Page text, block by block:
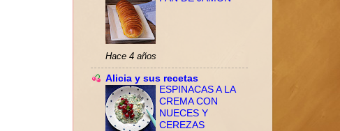
Hace 4 años
Alicia y sus recetas
ESPINACAS A LA
CREMA CON
NUECES Y
CEREZAS